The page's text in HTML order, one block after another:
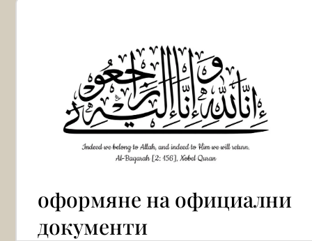
оформяне на официални
документи